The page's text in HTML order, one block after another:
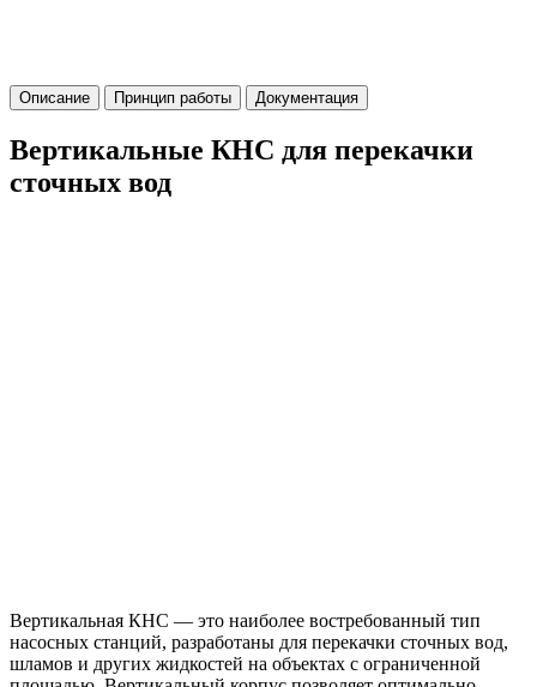
Описание Принцип работы Документация
Вертикальные КНС для перекачки
сточных вод
Вертикальная КНС — это наиболее востребованный тип
насосных станций, разработаны для перекачки сточных вод,
шламов и других жидкостей на объектах с ограниченной